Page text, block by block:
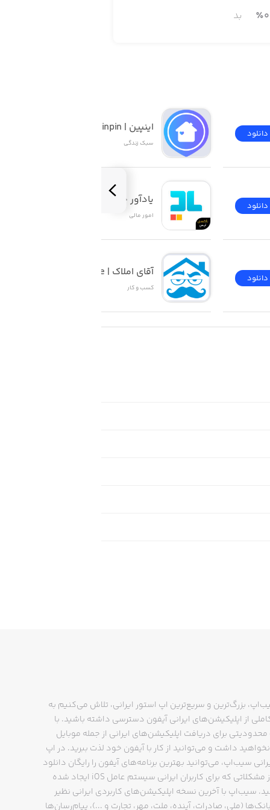
٪0 بد
دانلود
دانلود
دانلود
اینپین | inpin
سبک زندگی
یادآور چک ۲
امور ‌مالی
آقای املاک | Mr Estate
کسب‌ و ‌کار
بزرگ‌ترین و سریع‌ترین اپ استور ایرانی، تلاش می‌کنیم به
از اپلیکیشن‌های ایرانی آیفون دسترسی داشته باشید. با
برای دریافت اپلیکیشن‌های ایرانی از جمله موبایل
داشت و می‌توانید از کار با آیفون خود لذت ببرید. در اپ
سیب‌اپ، می‌توانید بهترین برنامه‌های آیفون را رایگان دانلود
کنید و از مشکلاتی که برای کاربران ایرانی سیستم عامل iOS ایجاد شده
سیب‌اپ با آخرین نسخه اپلیکیشن‌های کاربردی ایرانی نظیر
(ملی، صادرات، آینده، ملت، مهر، تجارت و ...)، پیام‌رسان‌ها